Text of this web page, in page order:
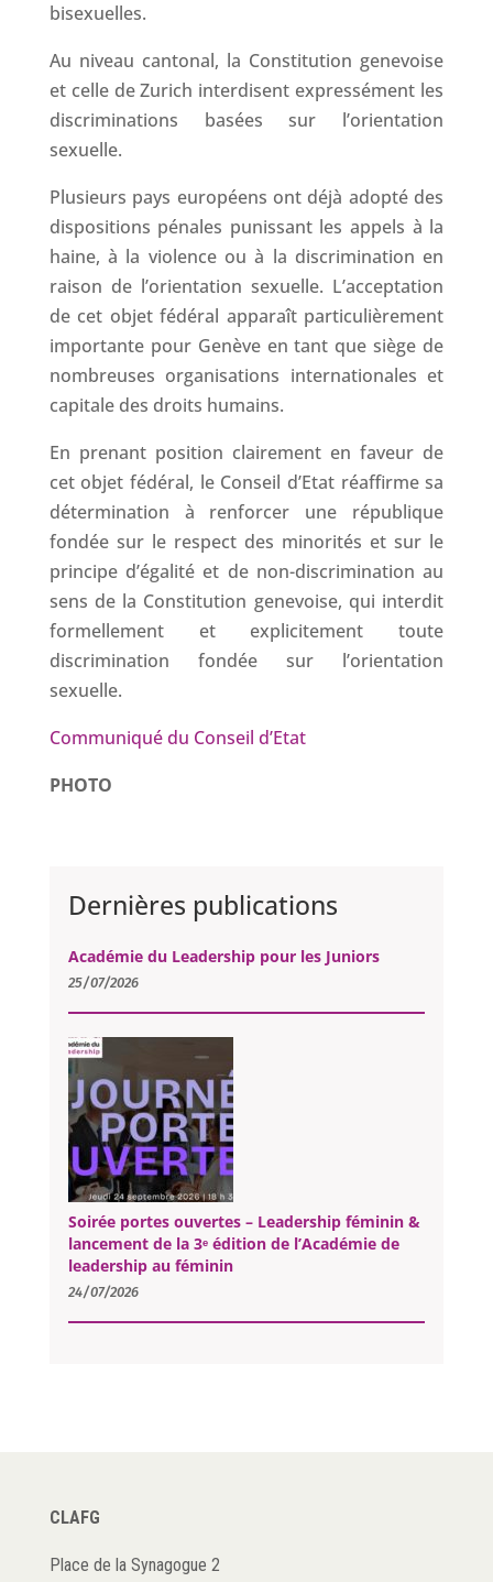
bisexuelles.
Au niveau cantonal, la Constitution genevoise
et celle de Zurich interdisent expressément les
discriminations basées sur l’orientation
sexuelle.
Plusieurs pays européens ont déjà adopté des
dispositions pénales punissant les appels à la
haine, à la violence ou à la discrimination en
raison de l’orientation sexuelle. L’acceptation
de cet objet fédéral apparaît particulièrement
importante pour Genève en tant que siège de
nombreuses organisations internationales et
capitale des droits humains.
En prenant position clairement en faveur de
cet objet fédéral, le Conseil d’Etat réaffirme sa
détermination à renforcer une république
fondée sur le respect des minorités et sur le
principe d’égalité et de non-discrimination au
sens de la Constitution genevoise, qui interdit
formellement et explicitement toute
discrimination fondée sur l’orientation
sexuelle.
Communiqué du Conseil d’Etat
PHOTO
Dernières publications
Académie du Leadership pour les Juniors
25/07/2026
Soirée portes ouvertes – Leadership féminin &
lancement de la 3ᵉ édition de l’Académie de
leadership au féminin
24/07/2026
CLAFG
Place de la Synagogue 2